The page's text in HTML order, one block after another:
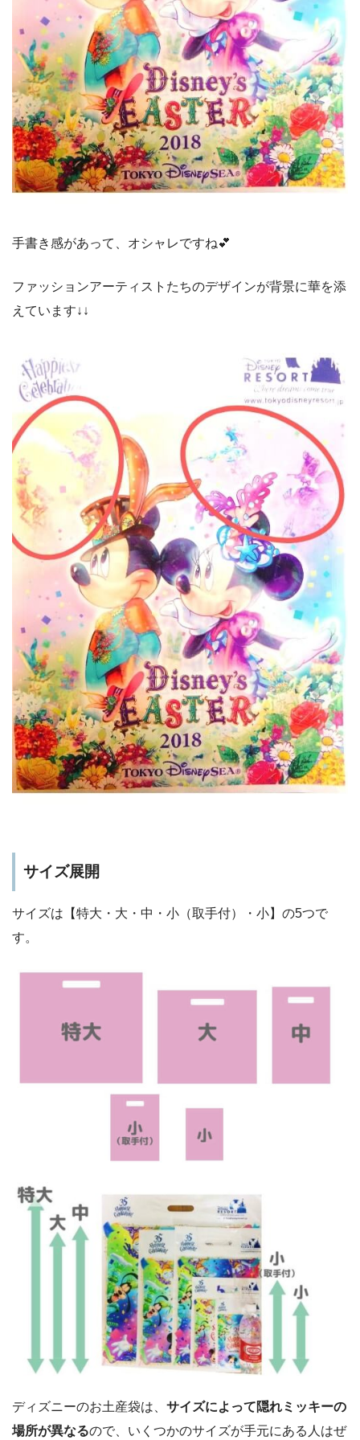
手書き感があって、オシャレですね💕
ファッションアーティストたちのデザインが背景に華を添
えています↓↓
サイズ展開
サイズは【特大・大・中・小（取手付）・小】の5つで
す。
ディズニーのお土産袋は、 サイズによって隠れミッキーの
場所が異なるので、いくつかのサイズが手元にある人はぜ